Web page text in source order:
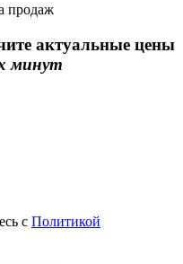
продаж
актуальные цены
минут
с Политикой